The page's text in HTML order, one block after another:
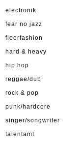
electronik
fear no jazz
floorfashion
hard & heavy
hip hop
reggae/dub
rock & pop
punk/hardcore
singer/songwriter
talentamt